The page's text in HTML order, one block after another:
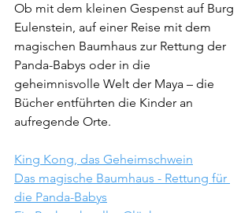
Ob mit dem kleinen Gespenst auf Burg
Eulenstein, auf einer Reise mit dem
magischen Baumhaus zur Rettung der
Panda-Babys oder in die
geheimnisvolle Welt der Maya – die
Bücher entführten die Kinder an
aufregende Orte.
King Kong, das Geheimschwein
Das magische Baumhaus - Rettung für
die Panda-Babys